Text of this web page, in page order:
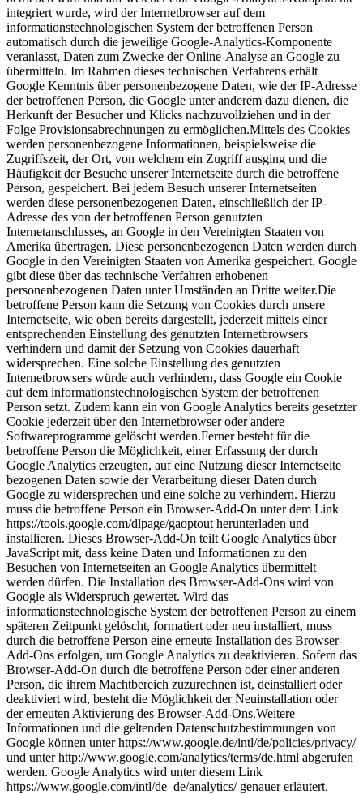
integriert wurde, wird der Internetbrowser auf dem
informationstechnologischen System der betroffenen Person
automatisch durch die jeweilige Google-Analytics-Komponente
veranlasst, Daten zum Zwecke der Online-Analyse an Google zu
übermitteln. Im Rahmen dieses technischen Verfahrens erhält
Google Kenntnis über personenbezogene Daten, wie der IP-Adresse
der betroffenen Person, die Google unter anderem dazu dienen, die
Herkunft der Besucher und Klicks nachzuvollziehen und in der
Folge Provisionsabrechnungen zu ermöglichen.Mittels des Cookies
werden personenbezogene Informationen, beispielsweise die
Zugriffszeit, der Ort, von welchem ein Zugriff ausging und die
Häufigkeit der Besuche unserer Internetseite durch die betroffene
Person, gespeichert. Bei jedem Besuch unserer Internetseiten
werden diese personenbezogenen Daten, einschließlich der IP-
Adresse des von der betroffenen Person genutzten
Internetanschlusses, an Google in den Vereinigten Staaten von
Amerika übertragen. Diese personenbezogenen Daten werden durch
Google in den Vereinigten Staaten von Amerika gespeichert. Google
gibt diese über das technische Verfahren erhobenen
personenbezogenen Daten unter Umständen an Dritte weiter.Die
betroffene Person kann die Setzung von Cookies durch unsere
Internetseite, wie oben bereits dargestellt, jederzeit mittels einer
entsprechenden Einstellung des genutzten Internetbrowsers
verhindern und damit der Setzung von Cookies dauerhaft
widersprechen. Eine solche Einstellung des genutzten
Internetbrowsers würde auch verhindern, dass Google ein Cookie
auf dem informationstechnologischen System der betroffenen
Person setzt. Zudem kann ein von Google Analytics bereits gesetzter
Cookie jederzeit über den Internetbrowser oder andere
Softwareprogramme gelöscht werden.Ferner besteht für die
betroffene Person die Möglichkeit, einer Erfassung der durch
Google Analytics erzeugten, auf eine Nutzung dieser Internetseite
bezogenen Daten sowie der Verarbeitung dieser Daten durch
Google zu widersprechen und eine solche zu verhindern. Hierzu
muss die betroffene Person ein Browser-Add-On unter dem Link
https://tools.google.com/dlpage/gaoptout herunterladen und
installieren. Dieses Browser-Add-On teilt Google Analytics über
JavaScript mit, dass keine Daten und Informationen zu den
Besuchen von Internetseiten an Google Analytics übermittelt
werden dürfen. Die Installation des Browser-Add-Ons wird von
Google als Widerspruch gewertet. Wird das
informationstechnologische System der betroffenen Person zu einem
späteren Zeitpunkt gelöscht, formatiert oder neu installiert, muss
durch die betroffene Person eine erneute Installation des Browser-
Add-Ons erfolgen, um Google Analytics zu deaktivieren. Sofern das
Browser-Add-On durch die betroffene Person oder einer anderen
Person, die ihrem Machtbereich zuzurechnen ist, deinstalliert oder
deaktiviert wird, besteht die Möglichkeit der Neuinstallation oder
der erneuten Aktivierung des Browser-Add-Ons.Weitere
Informationen und die geltenden Datenschutzbestimmungen von
Google können unter https://www.google.de/intl/de/policies/privacy/
und unter http://www.google.com/analytics/terms/de.html abgerufen
werden. Google Analytics wird unter diesem Link
https://www.google.com/intl/de_de/analytics/ genauer erläutert.